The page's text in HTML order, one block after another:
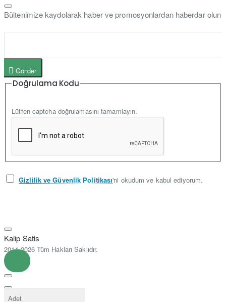
Adet
Bültenimize kaydolarak haber ve promosyonlardan haberdar olun
Gönder
Doğrulama Kodu
Lütfen captcha doğrulamasını tamamlayın.
Gizlilik ve Güvenlik Politikası'ni okudum ve kabul ediyorum.
Kalip Satis
2014-2026 Tüm Hakları Saklıdır.